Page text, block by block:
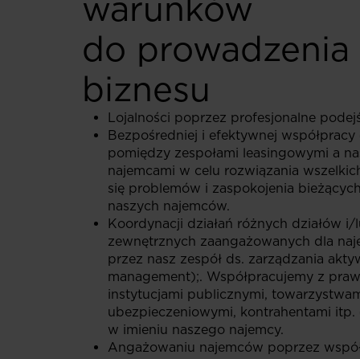
warunków
do prowadzenia
biznesu
Lojalności poprzez profesjonalne
Bezpośredniej i efektywnej współpracy
pomiędzy zespołami leasingowymi a
najemcami w celu rozwiązania
się problemów i zaspokojenia
naszych najemców.
Koordynacji działań różnych działów
zewnętrznych zaangażowanych dla
przez nasz zespół ds. zarządzania
management);. Współpracujemy z
instytucjami publicznymi,
ubezpieczeniowymi, kontrahentami itp.
w imieniu naszego najemcy.
Angażowaniu najemców poprzez